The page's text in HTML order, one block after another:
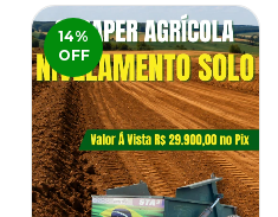
14%
OFF